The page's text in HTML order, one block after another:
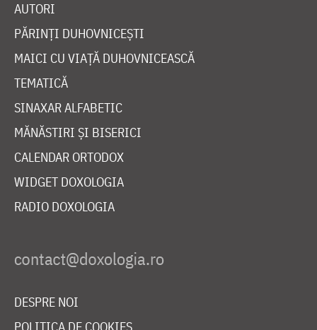
AUTORI
PĂRINȚI DUHOVNICEȘTI
MAICI CU VIAȚĂ DUHOVNICEASCĂ
TEMATICĂ
SINAXAR ALFABETIC
MĂNĂSTIRI ȘI BISERICI
CALENDAR ORTODOX
WIDGET DOXOLOGIA
RADIO DOXOLOGIA
DESPRE NOI
POLITICA DE COOKIES